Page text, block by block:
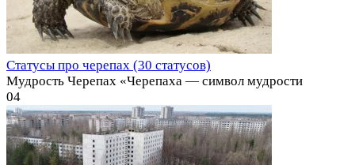
Статусы про черепах (30 статусов)
Мудрость Черепах «Черепаха — символ мудрости
04